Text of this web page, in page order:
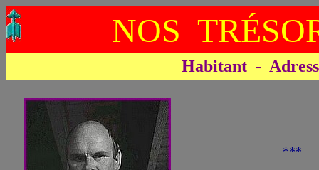
NOS
Habitant -
***